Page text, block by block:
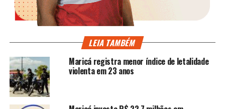
LEIA TAMBÉM
Maricá registra menor índice de letalidade
violenta em 23 anos